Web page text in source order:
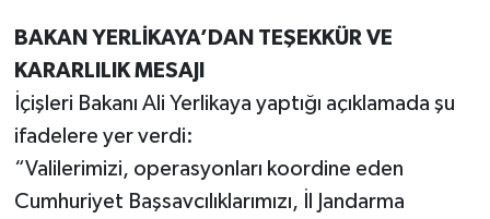
BAKAN YERLİKAYA’DAN TEŞEKKÜR VE
KARARLILIK MESAJI
İçişleri Bakanı Ali Yerlikaya yaptığı açıklamada şu
ifadelere yer verdi:
“Valilerimizi, operasyonları koordine eden
Cumhuriyet Başsavcılıklarımızı, İl Jandarma